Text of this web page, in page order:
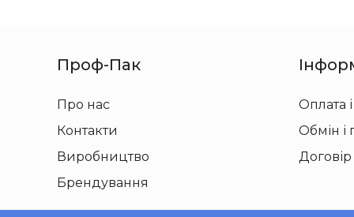
Проф-Пак
Про нас
Контакти
Виробництво
Брендування
Оплата
Обмін і